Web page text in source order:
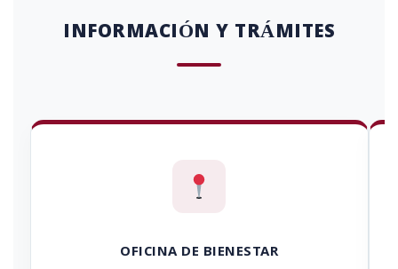
INFORMACIÓN Y TRÁMITES
OFICINA DE BIENESTAR